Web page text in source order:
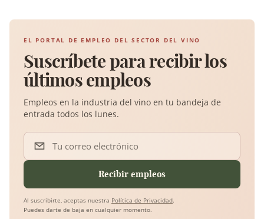
EL PORTAL DE EMPLEO DEL SECTOR DEL VINO
Suscríbete para recibir los
últimos empleos
Empleos en la industria del vino en tu bandeja de
entrada todos los lunes.
Tu correo electrónico
Recibir empleos
Al suscribirte, aceptas nuestra Política de Privacidad.
Puedes darte de baja en cualquier momento.